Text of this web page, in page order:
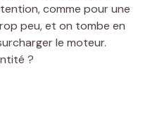
comme pour une
peu, et on tombe en
le moteur.
?